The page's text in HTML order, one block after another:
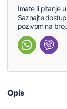
Imate li pitanje
Saznajte
pozivom na broj.
Opis